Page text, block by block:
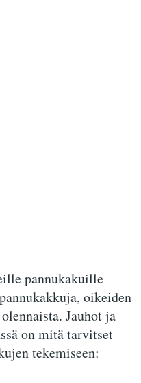
pannukakuille
oikeiden
Jauhot ja
on mitä tarvitset
tekemiseen: